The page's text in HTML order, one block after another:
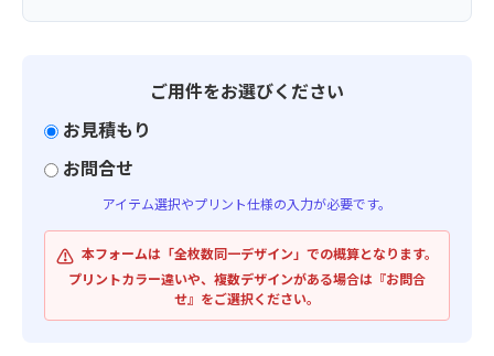
ご用件をお選びください
お見積もり
お問合せ
アイテム選択やプリント仕様の入力が必要です。
⚠️ 本フォームは「全枚数同一デザイン」での概算となります。
プリントカラー違いや、複数デザインがある場合は『お問合
せ』をご選択ください。